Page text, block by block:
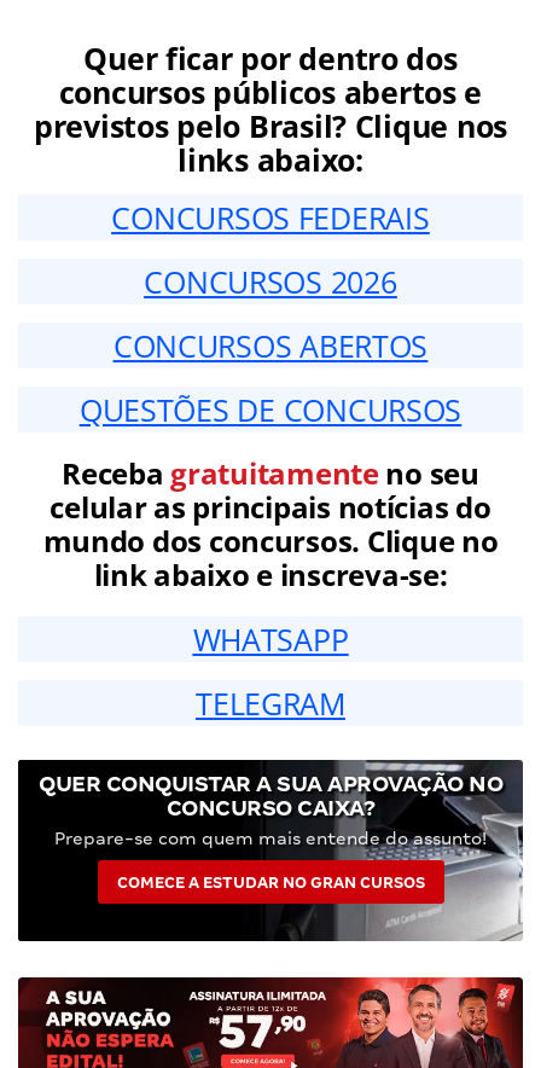
Quer ficar por dentro dos
concursos públicos abertos e
previstos pelo Brasil? Clique nos
links abaixo:
CONCURSOS FEDERAIS
CONCURSOS 2026
CONCURSOS ABERTOS
QUESTÕES DE CONCURSOS
Receba gratuitamenteno seu
celular as principais notícias do
mundo dos concursos. Clique no
link abaixo e inscreva-se:
WHATSAPP
TELEGRAM
QUER CONQUISTAR A SUA APROVAÇÃO NO
CONCURSO CAIXA?
Prepare-se com quem mais entende do assunto!
COMECE A ESTUDAR NO GRAN CURSOS